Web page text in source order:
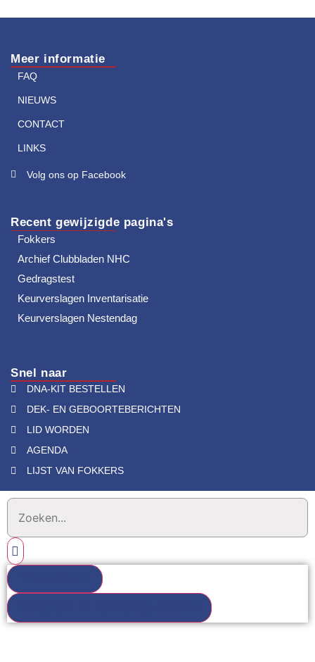
Meer informatie
FAQ
NIEUWS
CONTACT
LINKS
Volg ons op Facebook
Recent gewijzigde pagina's
Fokkers
Archief Clubbladen NHC
Gedragstest
Keurverslagen Inventarisatie
Keurverslagen Nestendag
Snel naar
DNA-KIT BESTELLEN
DEK- EN GEBOORTEBERICHTEN
LID WORDEN
AGENDA
LIJST VAN FOKKERS